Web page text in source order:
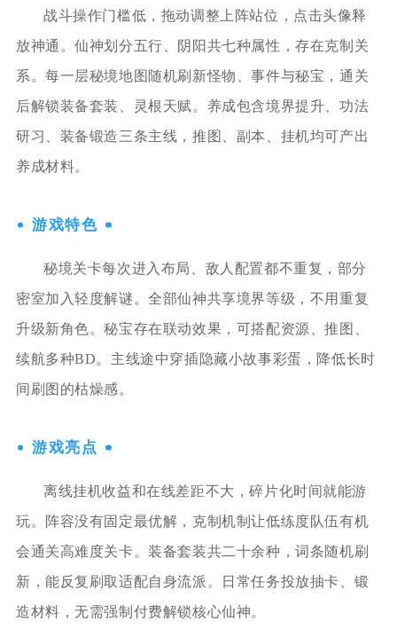
战斗操作门槛低，拖动调整上阵站位，点击头像释
放神通。仙神划分五行、阴阳共七种属性，存在克制关
系。每一层秘境地图随机刷新怪物、事件与秘宝，通关
后解锁装备套装、灵根天赋。养成包含境界提升、功法
研习、装备锻造三条主线，推图、副本、挂机均可产出
养成材料。
游戏特色
秘境关卡每次进入布局、敌人配置都不重复，部分
密室加入轻度解谜。全部仙神共享境界等级，不用重复
升级新角色。秘宝存在联动效果，可搭配资源、推图、
续航多种BD。主线途中穿插隐藏小故事彩蛋，降低长时
间刷图的枯燥感。
游戏亮点
离线挂机收益和在线差距不大，碎片化时间就能游
玩。阵容没有固定最优解，克制机制让低练度队伍有机
会通关高难度关卡。装备套装共二十余种，词条随机刷
新，能反复刷取适配自身流派。日常任务投放抽卡、锻
造材料，无需强制付费解锁核心仙神。